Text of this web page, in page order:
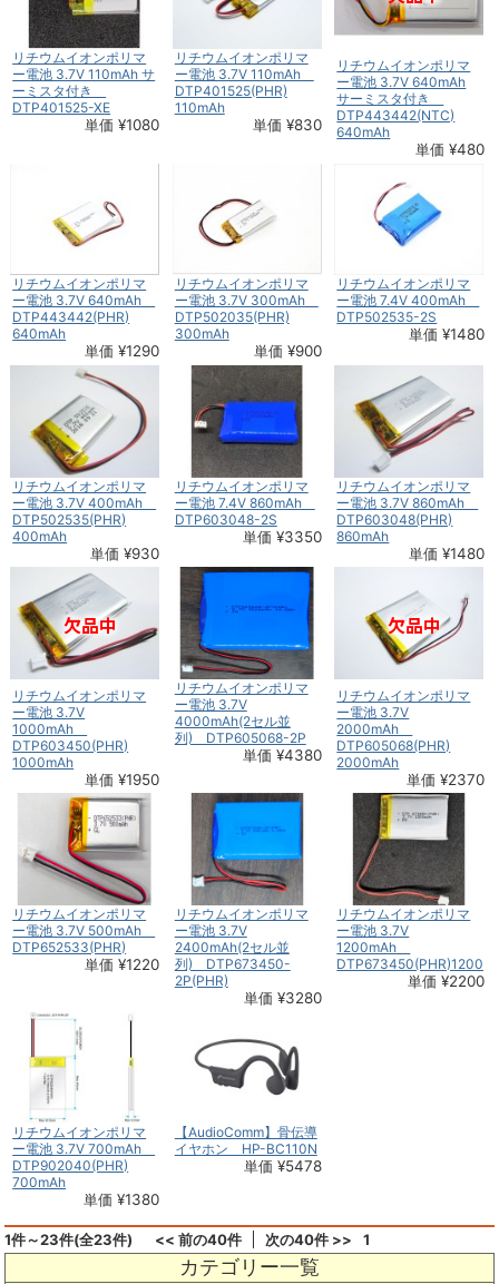
カテゴリー一覧
リチウムイオンポリマ
ー電池 3.7V 110mAh サ
ーミスタ付き
DTP401525-XE
単価 ¥1080
リチウムイオンポリマ
ー電池 3.7V 110mAh
DTP401525(PHR)
110mAh
単価 ¥830
リチウムイオンポリマ
ー電池 3.7V 640mAh
サーミスタ付き
DTP443442(NTC)
640mAh
単価 ¥480
リチウムイオンポリマ
ー電池 3.7V 640mAh
DTP443442(PHR)
640mAh
単価 ¥1290
リチウムイオンポリマ
ー電池 3.7V 300mAh
DTP502035(PHR)
300mAh
単価 ¥900
リチウムイオンポリマ
ー電池 7.4V 400mAh
DTP502535-2S
単価 ¥1480
リチウムイオンポリマ
ー電池 3.7V 400mAh
DTP502535(PHR)
400mAh
単価 ¥930
リチウムイオンポリマ
ー電池 7.4V 860mAh
DTP603048-2S
単価 ¥3350
リチウムイオンポリマ
ー電池 3.7V 860mAh
DTP603048(PHR)
860mAh
単価 ¥1480
リチウムイオンポリマ
ー電池 3.7V
1000mAh
DTP603450(PHR)
1000mAh
単価 ¥1950
リチウムイオンポリマ
ー電池 3.7V
4000mAh(2セル並
列) DTP605068-2P
単価 ¥4380
リチウムイオンポリマ
ー電池 3.7V
2000mAh
DTP605068(PHR)
2000mAh
単価 ¥2370
リチウムイオンポリマ
ー電池 3.7V 500mAh
DTP652533(PHR)
単価 ¥1220
リチウムイオンポリマ
ー電池 3.7V
2400mAh(2セル並
列) DTP673450-
2P(PHR)
単価 ¥3280
リチウムイオンポリマ
ー電池 3.7V
1200mAh
単価 ¥2200
リチウムイオンポリマ
ー電池 3.7V 700mAh
DTP902040(PHR)
700mAh
単価 ¥1380
【AudioComm】骨伝導
イヤホン HP-BC110N
単価 ¥5478
1件～23件(全23件) << 前の40件 次の40件 >> 1